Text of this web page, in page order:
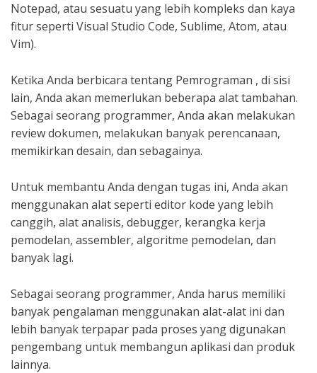
Notepad, atau sesuatu yang lebih kompleks dan kaya
fitur seperti Visual Studio Code, Sublime, Atom, atau
Vim).
Ketika Anda berbicara tentang Pemrograman , di sisi
lain, Anda akan memerlukan beberapa alat tambahan.
Sebagai seorang programmer, Anda akan melakukan
review dokumen, melakukan banyak perencanaan,
memikirkan desain, dan sebagainya.
Untuk membantu Anda dengan tugas ini, Anda akan
menggunakan alat seperti editor kode yang lebih
canggih, alat analisis, debugger, kerangka kerja
pemodelan, assembler, algoritme pemodelan, dan
banyak lagi.
Sebagai seorang programmer, Anda harus memiliki
banyak pengalaman menggunakan alat-alat ini dan
lebih banyak terpapar pada proses yang digunakan
pengembang untuk membangun aplikasi dan produk
lainnya.